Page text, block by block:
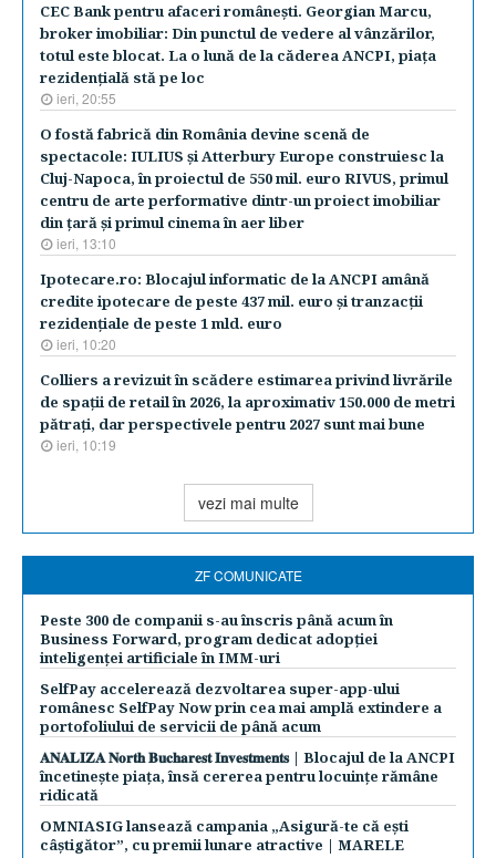
CEC Bank pentru afaceri româneşti. Georgian Marcu,
broker imobiliar: Din punctul de vedere al vânzărilor,
totul este blocat. La o lună de la căderea ANCPI, piaţa
rezidenţială stă pe loc
ieri, 20:55
O fostă fabrică din România devine scenă de
spectacole: IULIUS şi Atterbury Europe construiesc la
Cluj-Napoca, în proiectul de 550 mil. euro RIVUS, primul
centru de arte performative dintr-un proiect imobiliar
din ţară şi primul cinema în aer liber
ieri, 13:10
Ipotecare.ro: Blocajul informatic de la ANCPI amână
credite ipotecare de peste 437 mil. euro şi tranzacţii
rezidenţiale de peste 1 mld. euro
ieri, 10:20
Colliers a revizuit în scădere estimarea privind livrările
de spaţii de retail în 2026, la aproximativ 150.000 de metri
pătraţi, dar perspectivele pentru 2027 sunt mai bune
ieri, 10:19
vezi mai multe
ZF COMUNICATE
Peste 300 de companii s-au înscris până acum în
Business Forward, program dedicat adopției
inteligenței artificiale în IMM-uri
SelfPay accelerează dezvoltarea super-app-ului
românesc SelfPay Now prin cea mai amplă extindere a
portofoliului de servicii de până acum
𝐀𝐍𝐀𝐋𝐈𝐙𝐀 𝐍𝐨𝐫𝐭𝐡 𝐁𝐮𝐜𝐡𝐚𝐫𝐞𝐬𝐭 𝐈𝐧𝐯𝐞𝐬𝐭𝐦𝐞𝐧𝐭𝐬 | Blocajul de la ANCPI
încetinește piața, însă cererea pentru locuințe rămâne
ridicată
OMNIASIG lansează campania „Asigură-te că ești
câștigător”, cu premii lunare atractive | MARELE